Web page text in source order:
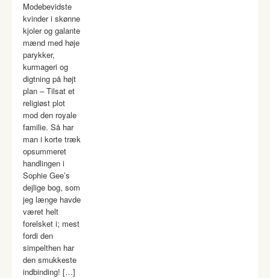
Modebevidste
kvinder i skønne
kjoler og galante
mænd med høje
parykker,
kurmageri og
digtning på højt
plan – Tilsat et
religiøst plot
mod den royale
familie. Så har
man i korte træk
opsummeret
handlingen i
Sophie Gee’s
dejlige bog, som
jeg længe havde
været helt
forelsket i; mest
fordi den
simpelthen har
den smukkeste
indbinding! […]